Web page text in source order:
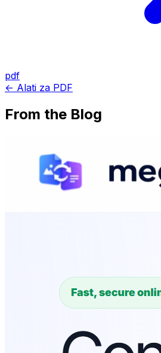
pdf
← Alati za PDF
From the Blog